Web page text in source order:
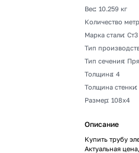
Вес: 10.259 кг
Количество
Марка стали: Ст3
Тип
Тип сечения:
Толщина: 4
Толщина стенки:
Размер: 108х4
Описание
Купить трубу
Актуальная